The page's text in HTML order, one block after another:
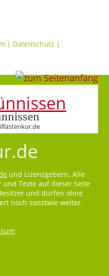
| Datenschutz |
und Lizenzgebern. Alle
Texte auf dieser Seite
und dürfen ohne
noch sonstwie weiter